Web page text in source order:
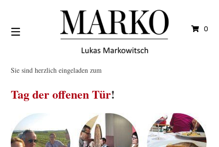
0
Sie sind herzlich eingeladen zum
Tag der offenen Tür!